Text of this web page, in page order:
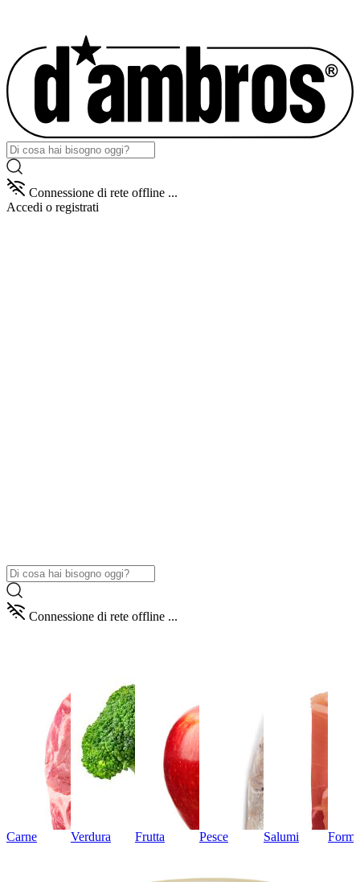
Connessione di rete offline ...
Accedi o registrati
Connessione di rete offline ...
Carne Verdura Frutta Pesce Salumi